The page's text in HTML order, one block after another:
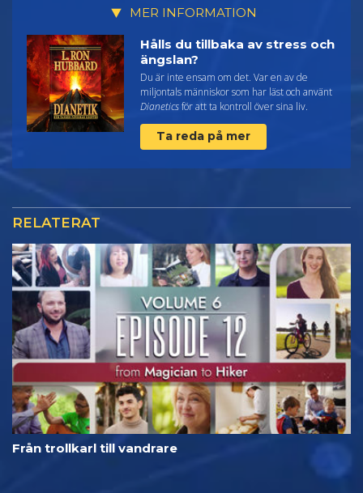
MER INFORMATION
Hålls du tillbaka av stress och
ängslan?
Du är inte ensam om det. Var en av de
miljontals människor som har läst och använt
Dianeticsför att ta kontroll över sina liv.
Ta reda på mer
RELATERAT
Från trollkarl till vandrare